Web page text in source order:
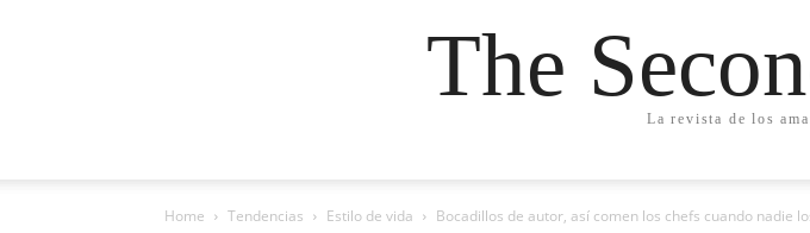
The
La revista de los
Home Tendencias Estilo de vida Bocadillos de autor, así comen los chefs cuando nadie